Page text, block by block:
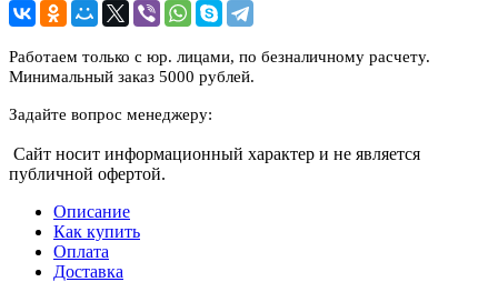
Работаем только с юр. лицами, по безналичному расчету.
Минимальный заказ 5000 рублей.
Задайте вопрос менеджеру:
Сайт носит информационный характер и не является
публичной офертой.
Описание
Как купить
Оплата
Доставка